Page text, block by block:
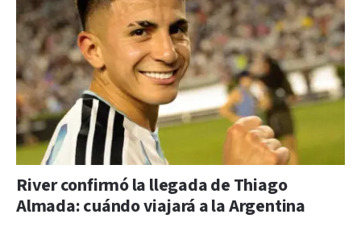
River confirmó la llegada de Thiago
Almada: cuándo viajará a la Argentina